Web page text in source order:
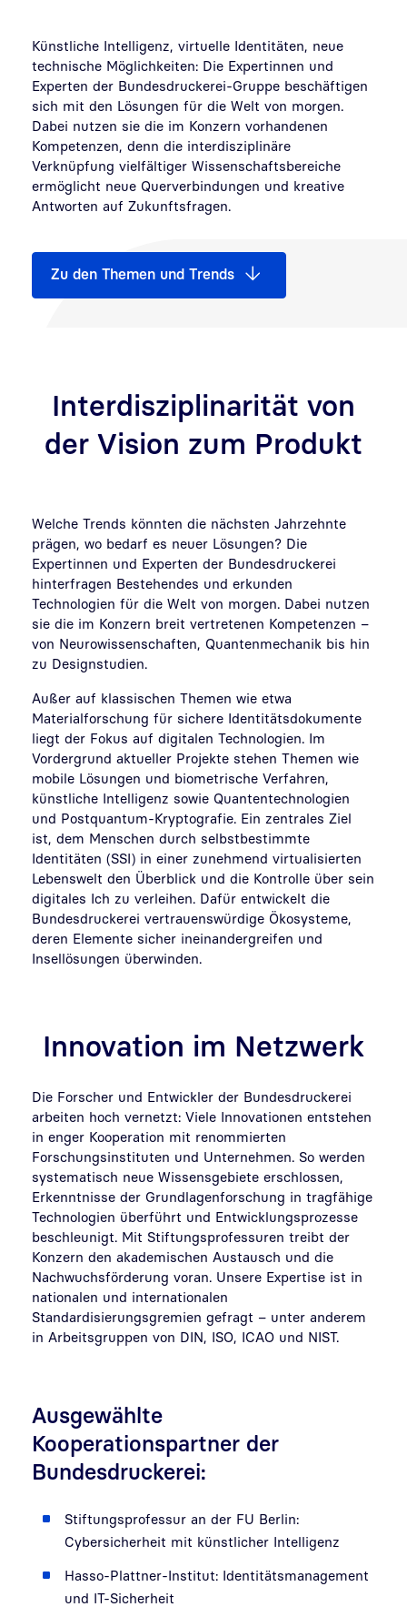
Künstliche Intelligenz, virtuelle Identitäten, neue
technische Möglichkeiten: Die Expertinnen und
Experten der Bundesdruckerei-Gruppe beschäftigen
sich mit den Lösungen für die Welt von morgen.
Dabei nutzen sie die im Konzern vorhandenen
Kompetenzen, denn die interdisziplinäre
Verknüpfung vielfältiger Wissenschaftsbereiche
ermöglicht neue Querverbindungen und kreative
Antworten auf Zukunftsfragen.
Zu den Themen und Trends
Interdisziplinarität von
der Vision zum Produkt
Welche Trends könnten die nächsten Jahrzehnte
prägen, wo bedarf es neuer Lösungen? Die
Expertinnen und Experten der Bundesdruckerei
hinterfragen Bestehendes und erkunden
Technologien für die Welt von morgen. Dabei nutzen
sie die im Konzern breit vertretenen Kompetenzen –
von Neurowissenschaften, Quantenmechanik bis hin
zu Designstudien.
Außer auf klassischen Themen wie etwa
Materialforschung für sichere Identitätsdokumente
liegt der Fokus auf digitalen Technologien. Im
Vordergrund aktueller Projekte stehen Themen wie
mobile Lösungen und biometrische Verfahren,
künstliche Intelligenz sowie Quantentechnologien
und Postquantum-Kryptografie. Ein zentrales Ziel
ist, dem Menschen durch selbstbestimmte
Identitäten (SSI) in einer zunehmend virtualisierten
Lebenswelt den Überblick und die Kontrolle über sein
digitales Ich zu verleihen. Dafür entwickelt die
Bundesdruckerei vertrauenswürdige Ökosysteme,
deren Elemente sicher ineinandergreifen und
Insellösungen überwinden.
Innovation im Netzwerk
Die Forscher und Entwickler der Bundesdruckerei
arbeiten hoch vernetzt: Viele Innovationen entstehen
in enger Kooperation mit renommierten
Forschungsinstituten und Unternehmen. So werden
systematisch neue Wissensgebiete erschlossen,
Erkenntnisse der Grundlagenforschung in tragfähige
Technologien überführt und Entwicklungsprozesse
beschleunigt. Mit Stiftungsprofessuren treibt der
Konzern den akademischen Austausch und die
Nachwuchsförderung voran. Unsere Expertise ist in
nationalen und internationalen
Standardisierungsgremien gefragt – unter anderem
in Arbeitsgruppen von DIN, ISO, ICAO und NIST.
Ausgewählte
Kooperationspartner der
Bundesdruckerei:
Stiftungsprofessur an der FU Berlin:
Cybersicherheit mit künstlicher Intelligenz
Hasso-Plattner-Institut: Identitätsmanagement
und IT-Sicherheit